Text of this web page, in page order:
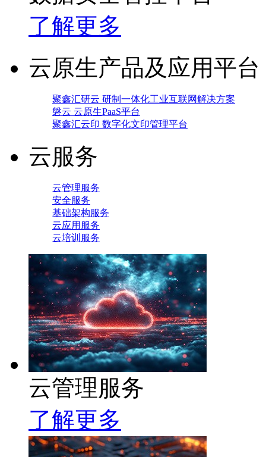
了解更多
云原生产品及应用平台
聚鑫汇研云 研制一体化工业互联网解决方案
磐云 云原生PaaS平台
聚鑫汇云印 数字化文印管理平台
云服务
云管理服务
安全服务
基础架构服务
云应用服务
云培训服务
云管理服务
了解更多